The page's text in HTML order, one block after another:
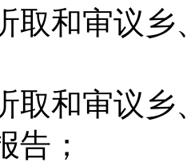
和审议乡
和审议乡
告；